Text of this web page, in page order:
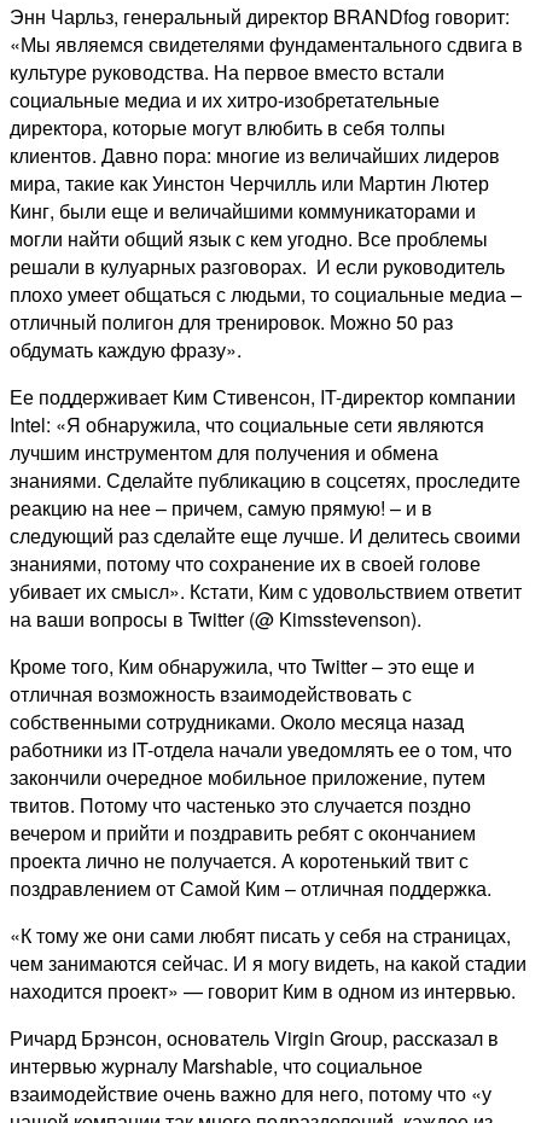
Энн Чарльз, генеральный директор BRANDfog говорит:
«Мы являемся свидетелями фундаментального сдвига в
культуре руководства. На первое вместо встали
социальные медиа и их хитро-изобретательные
директора, которые могут влюбить в себя толпы
клиентов. Давно пора: многие из величайших лидеров
мира, такие как Уинстон Черчилль или Мартин Лютер
Кинг, были еще и величайшими коммуникаторами и
могли найти общий язык с кем угодно. Все проблемы
решали в кулуарных разговорах. И если руководитель
плохо умеет общаться с людьми, то социальные медиа –
отличный полигон для тренировок. Можно 50 раз
обдумать каждую фразу».
Ее поддерживает Ким Стивенсон, IT-директор компании
Intel: «Я обнаружила, что социальные сети являются
лучшим инструментом для получения и обмена
знаниями. Сделайте публикацию в соцсетях, проследите
реакцию на нее – причем, самую прямую! – и в
следующий раз сделайте еще лучше. И делитесь своими
знаниями, потому что сохранение их в своей голове
убивает их смысл». Кстати, Ким с удовольствием ответит
на ваши вопросы в Twitter (@ Kimsstevenson).
Кроме того, Ким обнаружила, что Twitter – это еще и
отличная возможность взаимодействовать с
собственными сотрудниками. Около месяца назад
работники из IT-отдела начали уведомлять ее о том, что
закончили очередное мобильное приложение, путем
твитов. Потому что частенько это случается поздно
вечером и прийти и поздравить ребят с окончанием
проекта лично не получается. А коротенький твит с
поздравлением от Самой Ким – отличная поддержка.
«К тому же они сами любят писать у себя на страницах,
чем занимаются сейчас. И я могу видеть, на какой стадии
находится проект» — говорит Ким в одном из интервью.
Ричард Брэнсон, основатель Virgin Group, рассказал в
интервью журналу Marshable, что социальное
взаимодействие очень важно для него, потому что «у